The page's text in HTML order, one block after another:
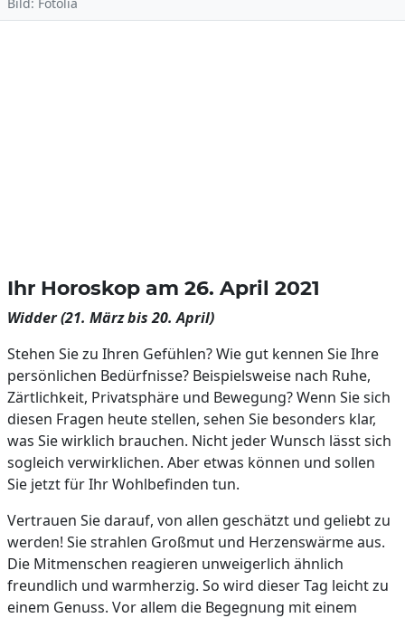
Ihr Horoskop am 26. April 2021
Widder (21. März bis 20. April)
Stehen Sie zu Ihren Gefühlen? Wie gut kennen Sie Ihre
persönlichen Bedürfnisse? Beispielsweise nach Ruhe,
Zärtlichkeit, Privatsphäre und Bewegung? Wenn Sie sich
diesen Fragen heute stellen, sehen Sie besonders klar,
was Sie wirklich brauchen. Nicht jeder Wunsch lässt sich
sogleich verwirklichen. Aber etwas können und sollen
Sie jetzt für Ihr Wohlbefinden tun.
Vertrauen Sie darauf, von allen geschätzt und geliebt zu
werden! Sie strahlen Großmut und Herzenswärme aus.
Die Mitmenschen reagieren unweigerlich ähnlich
freundlich und warmherzig. So wird dieser Tag leicht zu
einem Genuss. Vor allem die Begegnung mit einem